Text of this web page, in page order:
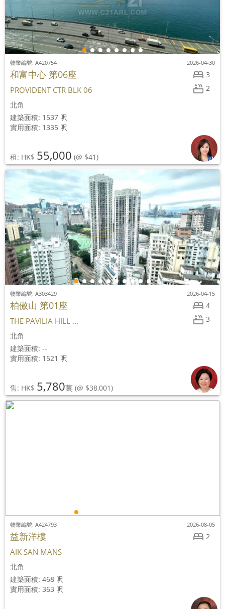
3
2
物業編號: A420754 2026-04-30
和富中心 第06座
PROVIDENT CTR BLK 06
北角
建築面積: 1537 呎
實用面積: 1335 呎
租: HK$ 55,000 (@ $41)
4
3
物業編號: A303429 2026-04-15
柏傲山 第01座
THE PAVILIA HILL ...
北角
建築面積: --
實用面積: 1521 呎
售: HK$ 5,780萬 (@ $38,001)
2
物業編號: A424793 2026-08-05
益新洋樓
AIK SAN MANS
北角
建築面積: 468 呎
實用面積: 363 呎